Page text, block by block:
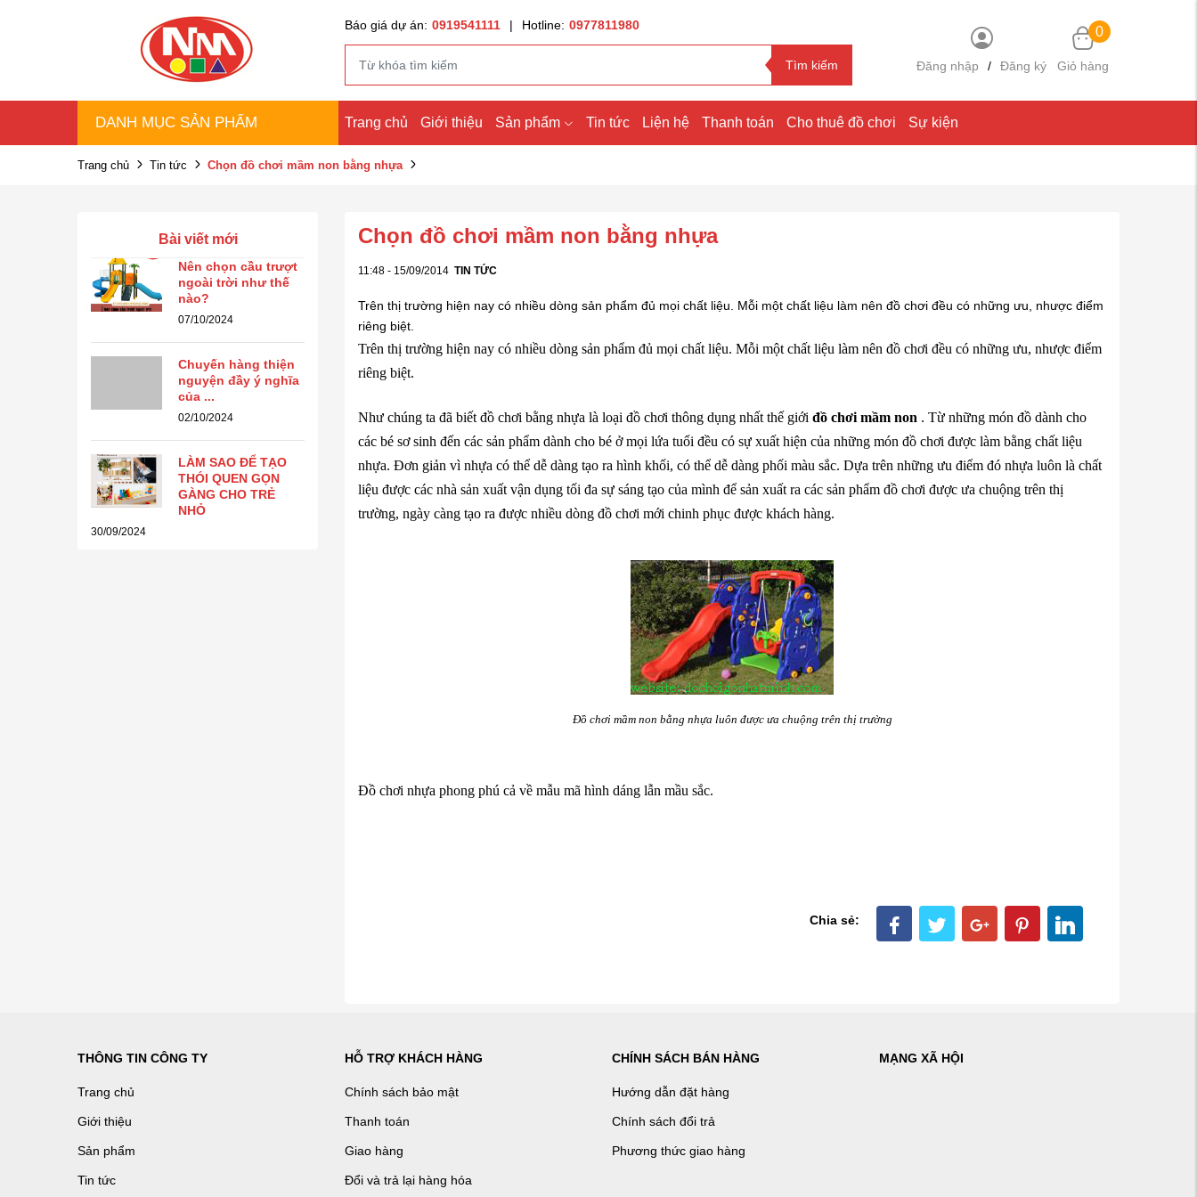
Báo giá dự án: 0919541111 | Hotline: 0977811980
Tìm kiếm Đăng nhập / Đăng ký
0
Giỏ hàng
DANH MỤC SẢN PHẨM Trang chủ Giới thiệu Sản phẩm Tin tức Liện hệ Thanh toán Cho thuê đồ chơi Sự kiện
Trang chủ Tin tức Chọn đồ chơi mầm non bằng nhựa
Bài viết mới
Nên chọn cầu trượt
ngoài trời như thế
nào?
07/10/2024
Chuyến hàng thiện
nguyện đầy ý nghĩa
của ...
02/10/2024
LÀM SAO ĐỂ TẠO
THÓI QUEN GỌN
GÀNG CHO TRẺ
NHỎ
30/09/2024
Chọn đồ chơi mầm non bằng nhựa
11:48 - 15/09/2014 TIN TỨC
Trên thị trường hiện nay có nhiều dòng sản phẩm đủ mọi chất liệu. Mỗi một chất liệu làm nên đồ chơi đều có những ưu, nhược điểm
riêng biệt.
Trên thị trường hiện nay có nhiều dòng sản phẩm đủ mọi chất liệu. Mỗi một chất liệu làm nên đồ chơi đều có những ưu, nhược điểm
riêng biệt.
Như chúng ta đã biết đồ chơi bằng nhựa là loại đồ chơi thông dụng nhất thế giới đồ chơi mầm non . Từ những món đồ dành cho
các bé sơ sinh đến các sản phẩm dành cho bé ở mọi lứa tuổi đều có sự xuất hiện của những món đồ chơi được làm bằng chất liệu
nhựa. Đơn giản vì nhựa có thể dễ dàng tạo ra hình khối, có thể dễ dàng phối màu sắc. Dựa trên những ưu điểm đó nhựa luôn là chất
liệu được các nhà sản xuất vận dụng tối đa sự sáng tạo của mình để sản xuất ra các sản phẩm đồ chơi được ưa chuộng trên thị
trường, ngày càng tạo ra được nhiều dòng đồ chơi mới chinh phục được khách hàng.
Đồ chơi mầm non bằng nhựa luôn được ưa chuộng trên thị trường
Đồ chơi nhựa phong phú cả về mẫu mã hình dáng lẫn mầu sắc.
Chia sẻ:
THÔNG TIN CÔNG TY
Trang chủ
Giới thiệu
Sản phẩm
Tin tức
HỖ TRỢ KHÁCH HÀNG
Chính sách bảo mật
Thanh toán
Giao hàng
Đổi và trả lại hàng hóa
CHÍNH SÁCH BÁN HÀNG
Hướng dẫn đặt hàng
Chính sách đổi trả
Phương thức giao hàng
MẠNG XÃ HỘI